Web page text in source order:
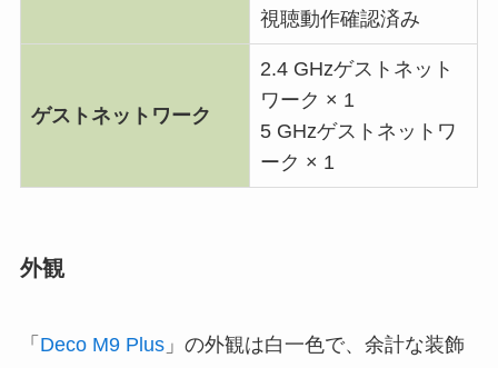
視聴動作確認済み
ゲストネットワーク
2.4 GHzゲストネット
ワーク × 1
5 GHzゲストネットワ
ーク × 1
外観
「 Deco M9 Plus」の外観は白一色で、余計な装飾